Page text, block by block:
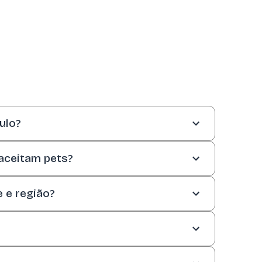
e negócios. Com diversas opções
mais sofisticados, como Jardins e
pets?
de Janeiro oferece opções de hospedagem
Tijuca ou em Macaé, você encontra
e região?
Perfeita para quem viaja com pets,